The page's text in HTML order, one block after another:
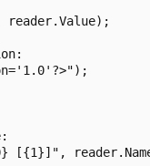
reader.Value);
[{1}]",